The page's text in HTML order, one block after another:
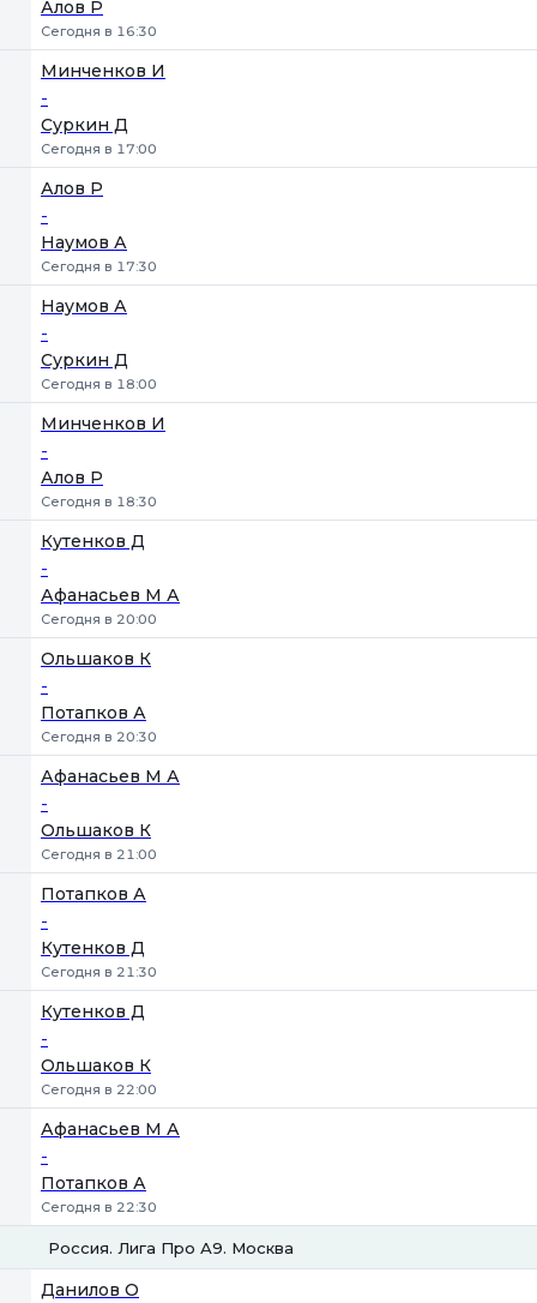
Алов Р
Сегодня в 16:30
Минченков И
-
Суркин Д
Сегодня в 17:00
Алов Р
-
Наумов А
Сегодня в 17:30
Наумов А
-
Суркин Д
Сегодня в 18:00
Минченков И
-
Алов Р
Сегодня в 18:30
Кутенков Д
-
Афанасьев М А
Сегодня в 20:00
Ольшаков К
-
Потапков А
Сегодня в 20:30
Афанасьев М А
-
Ольшаков К
Сегодня в 21:00
Потапков А
-
Кутенков Д
Сегодня в 21:30
Кутенков Д
-
Ольшаков К
Сегодня в 22:00
Афанасьев М А
-
Потапков А
Сегодня в 22:30
Россия. Лига Про А9. Москва
Данилов О